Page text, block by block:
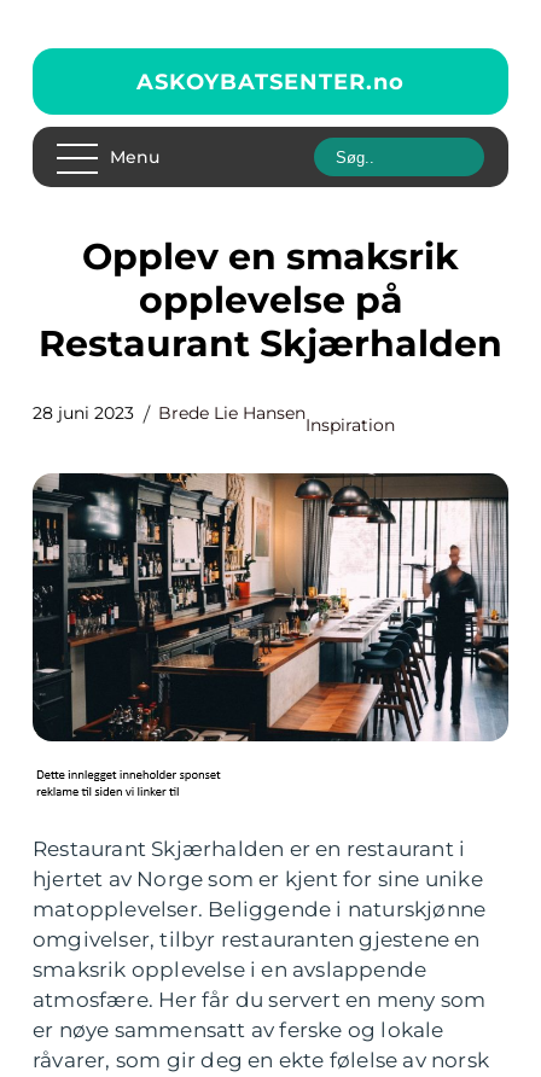
ASKOYBATSENTER.no
Menu
Opplev en smaksrik
opplevelse på
Restaurant Skjærhalden
28 juni 2023 Brede Lie Hansen
Inspiration
Restaurant Skjærhalden er en restaurant i
hjertet av Norge som er kjent for sine unike
matopplevelser. Beliggende i naturskjønne
omgivelser, tilbyr restauranten gjestene en
smaksrik opplevelse i en avslappende
atmosfære. Her får du servert en meny som
er nøye sammensatt av ferske og lokale
råvarer, som gir deg en ekte følelse av norsk